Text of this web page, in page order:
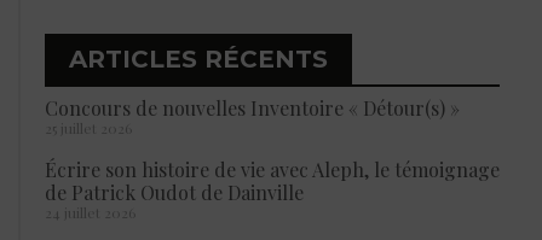
ARTICLES RÉCENTS
Concours de nouvelles Inventoire « Détour(s) »
25 juillet 2026
Écrire son histoire de vie avec Aleph, le témoignage
de Patrick Oudot de Dainville
24 juillet 2026